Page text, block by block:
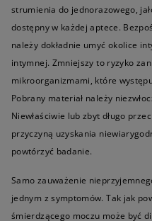
strumienia do jednorazowego,
dostępny w każdej aptece.
należy dokładnie umyć okolice
intymnej. Zmniejszy to ryzyko
mikroorganizmami, które
Pobrany materiał należy
Niewłaściwie lub zbyt długo
przyczyną uzyskania
powtórzyć badanie.
Samo zauważenie
jednym z symptomów. Tak jak
śmierdzącego moczu może być